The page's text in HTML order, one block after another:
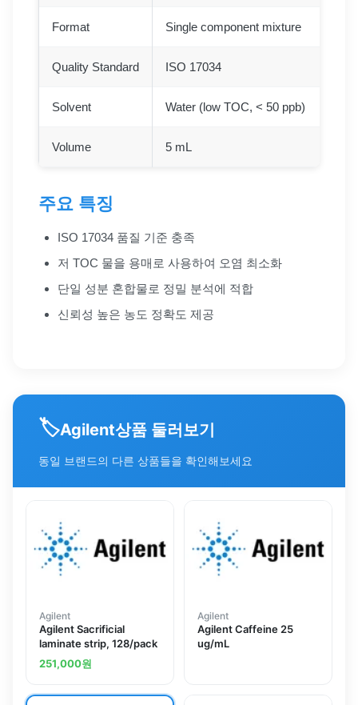
Format Single component mixture
Quality Standard ISO 17034
Solvent Water (low TOC, < 50 ppb)
Volume 5 mL
주요 특징
ISO 17034 품질 기준 충족
저 TOC 물을 용매로 사용하여 오염 최소화
단일 성분 혼합물로 정밀 분석에 적합
신뢰성 높은 농도 정확도 제공
🏷️Agilent상품 둘러보기
동일 브랜드의 다른 상품들을 확인해보세요
Agilent
Agilent Sacrificial
laminate strip, 128/pack
251,000원
Agilent
Agilent Caffeine 25
ug/mL